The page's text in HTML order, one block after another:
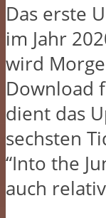
Das erste
im Jahr
wird
Download
dient das
sechsten
“Into the
auch